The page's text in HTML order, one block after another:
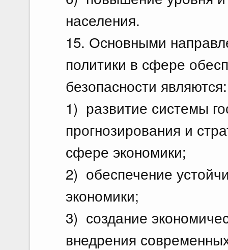
населения.
15. Основными
политики в сфере
безопасности являются:
1) развитие системы
прогнозирования и
сфере экономики;
2) обеспечение
экономики;
3) создание
внедрения